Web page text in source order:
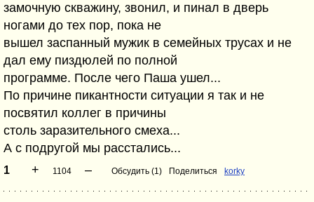
замочную скважину, звонил, и пинал в дверь
ногами до тех пор, пока не
вышел заспанный мужик в семейных трусах и не
дал ему пиздюлей по полной
программе. После чего Паша ушел...
По причине пикантности ситуации я так и не
посвятил коллег в причины
столь заразительного смеха...
А с подругой мы расстались...
1 + 1104 – Обсудить (1) Поделиться korky